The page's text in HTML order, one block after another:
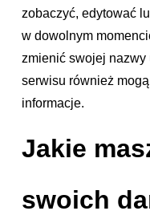
zobaczyć, edytować
w dowolnym
zmienić swojej nazwy
serwisu również
informacje.
Jakie
swoich